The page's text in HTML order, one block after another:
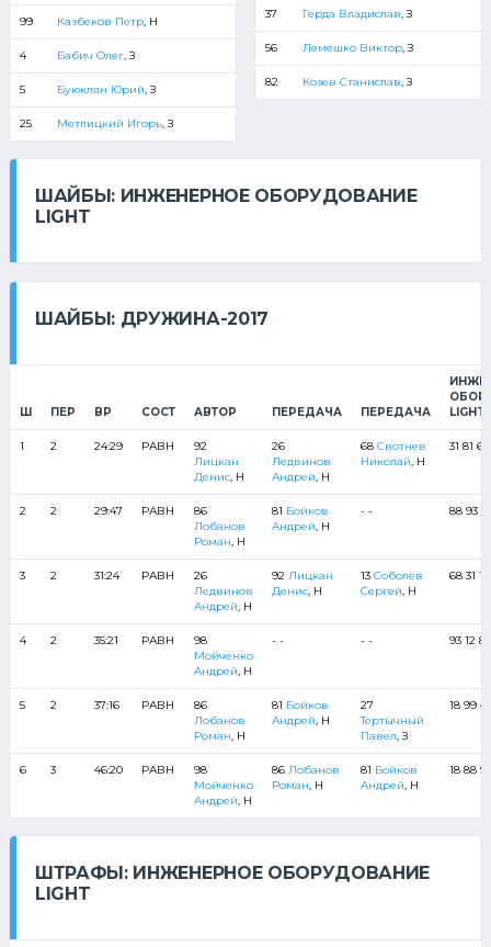
99 Казбеков Петр, Н
4 Бабич Олег, З
5 Буюклян Юрий , З
25 Метлицкий Игорь, З
37 Герда Владислав , З
56 Лемешко Виктор, З
82 Козев Станислав , З
ШАЙБЫ: ИНЖЕНЕРНОЕ ОБОРУДОВАНИЕ
LIGHT
ШАЙБЫ: ДРУЖИНА-2017
Ш ПЕР ВР СОСТ АВТОР ПЕРЕДАЧА ПЕРЕДАЧА
LIGHT
1 2 24:29 РАВН
92
Лицкан
Денис, Н
26
Ледвинов
Андрей , Н
68 Свотнев
Николай , Н
31 81
2 2 29:47 РАВН
86
Лобанов
Роман , Н
81 Бойков
Андрей , Н
- - 88 93 5
3 2 31:24 РАВН
26
Ледвинов
Андрей , Н
92 Лицкан
Денис, Н
13 Соболев
Сергей , Н
68 31
4 2 35:21 РАВН
98
Мойченко
Андрей , Н
- - - - 93 12
5 2 37:16 РАВН
86
Лобанов
Роман , Н
81 Бойков
Андрей , Н
27
Тертычный
Павел , З
18 99
6 3 46:20 РАВН
98
Мойченко
Андрей , Н
86 Лобанов
Роман , Н
81 Бойков
Андрей , Н
18 88
ШТРАФЫ: ИНЖЕНЕРНОЕ ОБОРУДОВАНИЕ
LIGHT